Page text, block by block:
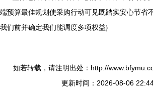
端预算最佳规划使采购行动可见既踏实安心节
我们前并确定我们能调度多项权益}
如若转载，请注明出处：http://
更新时间：2026-08-06